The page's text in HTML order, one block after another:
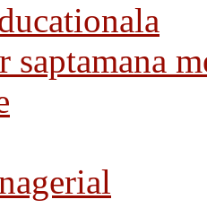
saptamana